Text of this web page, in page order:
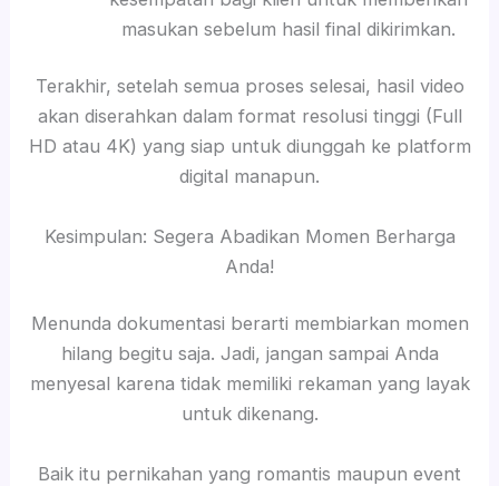
masukan sebelum hasil final dikirimkan.
Terakhir, setelah semua proses selesai, hasil video
akan diserahkan dalam format resolusi tinggi (Full
HD atau 4K) yang siap untuk diunggah ke platform
digital manapun.
Kesimpulan: Segera Abadikan Momen Berharga
Anda!
Menunda dokumentasi berarti membiarkan momen
hilang begitu saja. Jadi, jangan sampai Anda
menyesal karena tidak memiliki rekaman yang layak
untuk dikenang.
Baik itu pernikahan yang romantis maupun event